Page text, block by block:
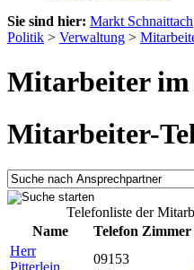
Sie sind hier: Markt Schnaittach
Politik > Verwaltung >
Mitarbeiter im
Mitarbeiter-
Telefonliste der
Name
Telefon Zimmer
Herr
09153